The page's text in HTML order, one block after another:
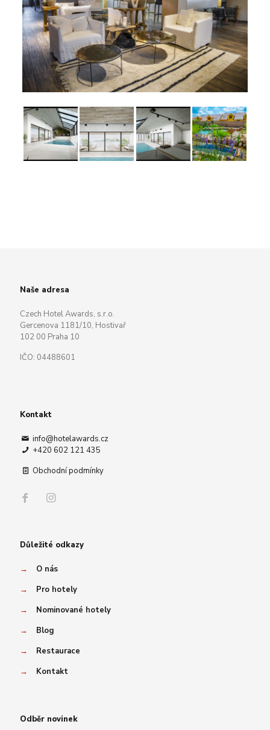
Naše adresa
Czech Hotel Awards, s.r.o.
Gercenova 1181/10, Hostivař
102 00 Praha 10
IČO: 04488601
Kontakt
info@hotelawards.cz
+420 602 121 435
Obchodní podmínky
Důležité odkazy
→
O nás
→
Pro hotely
→
Nominované hotely
→
Blog
→
Restaurace
→
Kontakt
Odběr novinek